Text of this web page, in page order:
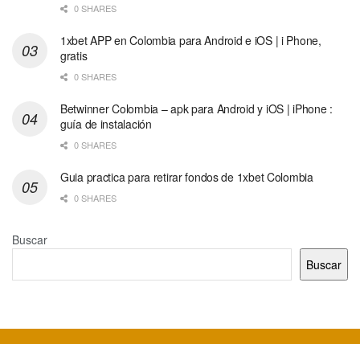
0 SHARES
1xbet APP en Colombia para Android e iOS | i Phone,
gratis
0 SHARES
Betwinner Colombia – apk para Android y iOS | iPhone :
guía de instalación
0 SHARES
Guia practica para retirar fondos de 1xbet Colombia
0 SHARES
Buscar
Buscar